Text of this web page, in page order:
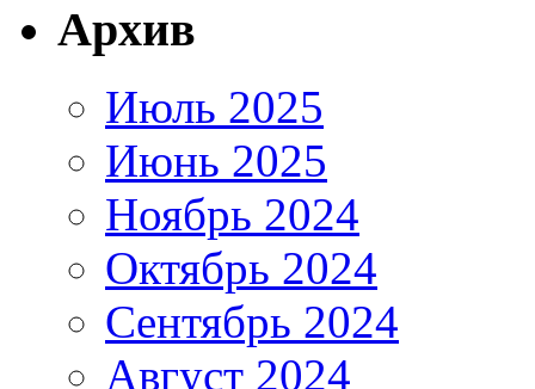
Архив
Июль 2025
Июнь 2025
Ноябрь 2024
Октябрь 2024
Сентябрь 2024
Август 2024